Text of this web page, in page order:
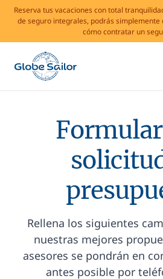
Reserva tus vacaciones con total
de seguro integrales, podrás simplemente
cómo contratar un
Rellena los siguientes
nuestras mejores
asesores se pondrán en
antes posible por